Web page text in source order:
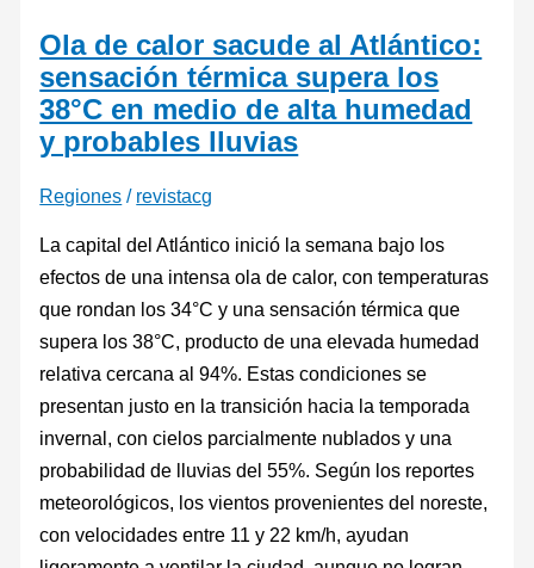
Ola de calor sacude al Atlántico:
sensación térmica supera los
38°C en medio de alta humedad
y probables lluvias
Regiones / revistacg
La capital del Atlántico inició la semana bajo los
efectos de una intensa ola de calor, con temperaturas
que rondan los 34°C y una sensación térmica que
supera los 38°C, producto de una elevada humedad
relativa cercana al 94%. Estas condiciones se
presentan justo en la transición hacia la temporada
invernal, con cielos parcialmente nublados y una
probabilidad de lluvias del 55%. Según los reportes
meteorológicos, los vientos provenientes del noreste,
con velocidades entre 11 y 22 km/h, ayudan